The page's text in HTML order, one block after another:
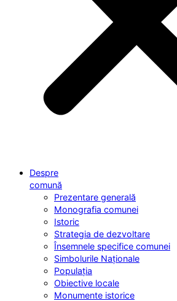
Despre
comună
Prezentare generală
Monografia comunei
Istoric
Strategia de dezvoltare
Însemnele specifice comunei
Simbolurile Naționale
Populația
Obiective locale
Monumente istorice